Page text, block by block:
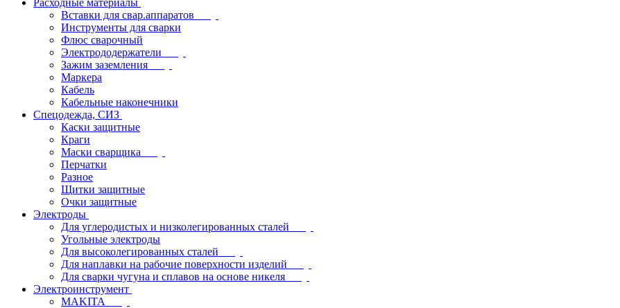
Расходные материалы
Вставки для свар.аппаратов
Инструменты для сварки
Флюс сварочный
Электрододержатели
Зажим заземления
Маркера
Кабель
Кабельные наконечники
Спецодежда, СИЗ
Каски защитные
Краги
Маски сварщика
Перчатки
Разное
Щитки защитные
Очки защитные
Электроды
Для углеродистых и низколегированных сталей
Угольные электроды
Для высоколегированных сталей
Для наплавки на рабочие поверхности изделий
Для сварки чугуна и сплавов на основе никеля
Электроинструмент
МAKITA